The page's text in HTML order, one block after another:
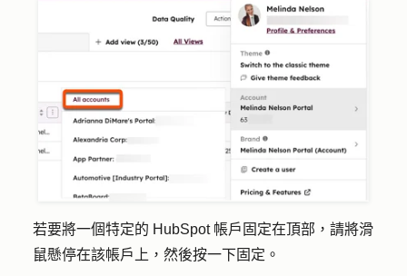
若要將一個特定的 HubSpot 帳戶固定在頂部，請將滑
鼠懸停在該帳戶上，然後按一下固定 。